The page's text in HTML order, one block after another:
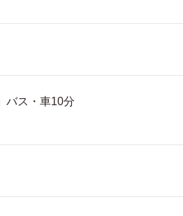
バス・車10分